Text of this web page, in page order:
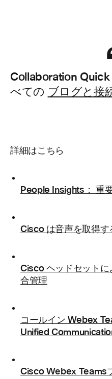
Collaboration
べての ブログと接
詳細はこちら
People Insights： 重
Cisco は音声を取得
Cisco ヘッドセット
合管理
コールイン Webex
Unified
Cisco Webex Teams